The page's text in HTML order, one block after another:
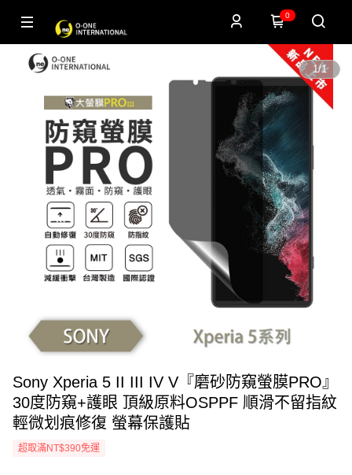
0
1/1
Sony Xperia 5 II III IV V『磨砂防窺螢膜PRO』
30度防窺+護眼 頂級原料OSPPF 順滑不留指紋
輕微划痕修復 螢幕保護貼
超取滿NT$390免運